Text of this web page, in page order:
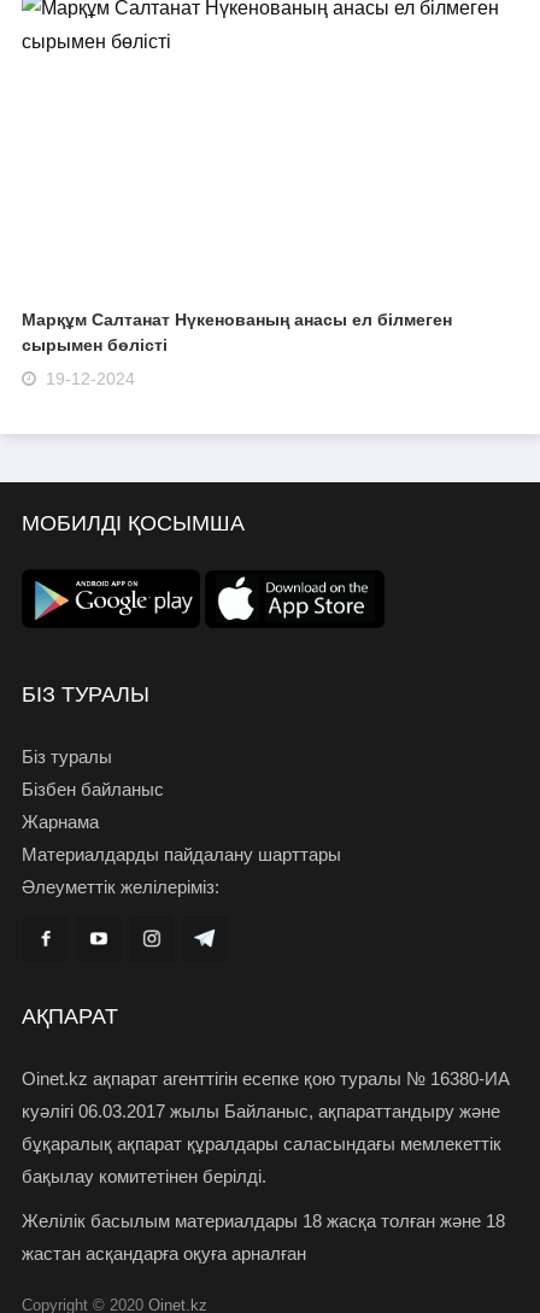
Марқұм Салтанат Нүкенованың анасы ел білмеген
сырымен бөлісті
19-12-2024
МОБИЛДІ ҚОСЫМША
БІЗ ТУРАЛЫ
Біз туралы
Бізбен байланыс
Жарнама
Материалдарды пайдалану шарттары
Әлеуметтік желілеріміз:
АҚПАРАТ
Oinet.kz ақпарат агенттігін есепке қою туралы № 16380-ИА
куәлігі 06.03.2017 жылы Байланыс, ақпараттандыру және
бұқаралық ақпарат құралдары саласындағы мемлекеттік
бақылау комитетінен берілді.
Желілік басылым материалдары 18 жасқа толған және 18
жастан асқандарға оқуға арналған
Copyright © 2020 Oinet.kz